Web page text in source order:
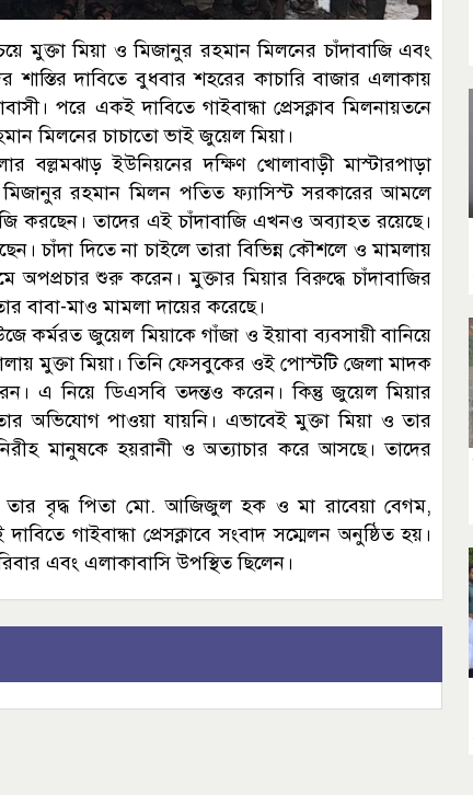
মুক্তা মিয়া ও মিজানুর রহমান মিলনের চাঁদাবাজি এবং
শাস্তির দাবিতে বুধবার শহরের কাচারি বাজার এলাকায়
পরে একই দাবিতে গাইবান্ধা প্রেসক্লাব মিলনায়তনে
মিলনের চাচাতো ভাই জুয়েল মিয়া।
বল্লমঝাড় ইউনিয়নের দক্ষিণ খোলাবাড়ী মাস্টারপাড়া
রহমান মিলন পতিত ফ্যাসিস্ট সরকারের আমলে
করছেন। তাদের এই চাঁদাবাজি এখনও অব্যাহত রয়েছে।
চাঁদা দিতে না চাইলে তারা বিভিন্ন কৌশলে ও মামলায়
শুরু করেন। মুক্তার মিয়ার বিরুদ্ধে চাঁদাবাজির
বাবা-মাও মামলা দায়ের করেছে।
কর্মরত জুয়েল মিয়াকে গাঁজা ও ইয়াবা ব্যবসায়ী বানিয়ে
মুক্তা মিয়া। তিনি ফেসবুকের ওই পোস্টটি জেলা মাদক
এ নিয়ে ডিএসবি তদন্তও করেন। কিন্তু জুয়েল মিয়ার
অভিযোগ পাওয়া যায়নি। এভাবেই মুক্তা মিয়া ও তার
মানুষকে হয়রানী ও অত্যাচার করে আসছে। তাদের
তার বৃদ্ধ পিতা মো. আজিজুল হক ও মা রাবেয়া বেগম,
গাইবান্ধা প্রেসক্লাবে সংবাদ সম্মেলন অনুষ্ঠিত হয়।
এবং এলাকাবাসি উপস্থিত ছিলেন।